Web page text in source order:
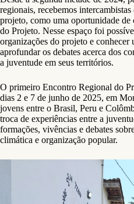
regionais, recebemos
projeto, como uma oportunidade
do Projeto. Nesse espaço foi
organizações do projeto e conhecer
aprofundar os debates acerca dos
a juventude em seus territórios.
O primeiro Encontro Regional do
dias 2 e 7 de junho de 2025, em
jovens entre o Brasil, Peru e
troca de experiências entre a
formações, vivências e debates
climática e organização popular.